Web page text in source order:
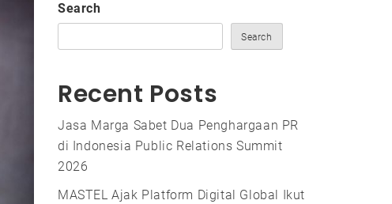
Search
Search
Recent Posts
Jasa Marga Sabet Dua Penghargaan PR
di Indonesia Public Relations Summit
2026
MASTEL Ajak Platform Digital Global Ikut